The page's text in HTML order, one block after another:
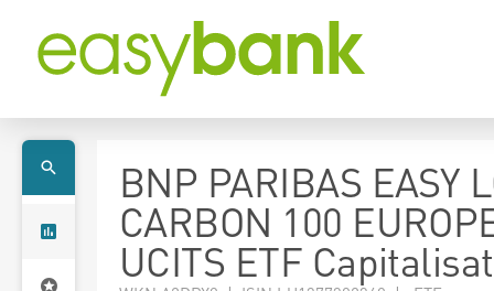
BNP PARIBAS EASY
CARBON 100
UCITS ETF